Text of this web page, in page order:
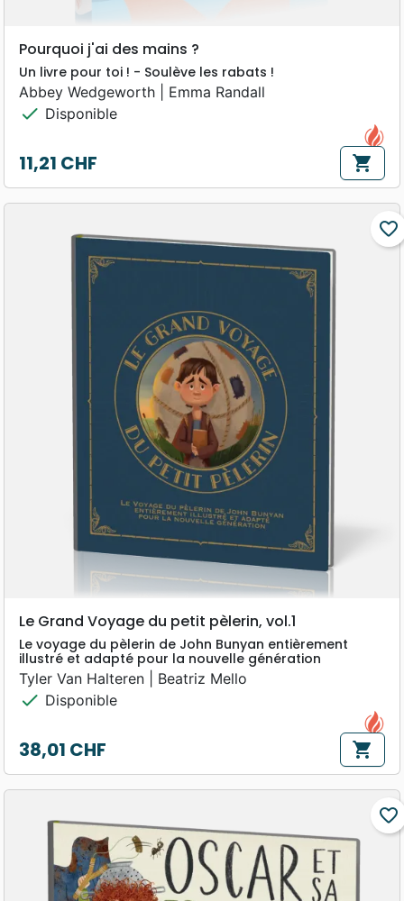
Pourquoi j'ai des mains ?
Un livre pour toi ! - Soulève les rabats !
Abbey Wedgeworth | Emma Randall
check Disponible
Prix
11,21 CHF shopping_cart
favorite_border
Le Grand Voyage du petit pèlerin, vol.1
Le voyage du pèlerin de John Bunyan entièrement
illustré et adapté pour la nouvelle génération
Tyler Van Halteren | Beatriz Mello
check Disponible
Prix
38,01 CHF shopping_cart
favorite_border